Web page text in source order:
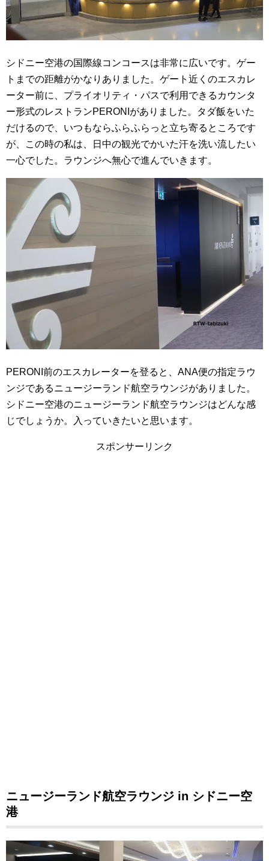
シドニー空港の国際線コンコースは非常に広いです。ゲー
トまでの距離がかなりありました。ゲート近くのエスカレ
ーター前に、プライオリティ・パスで利用できるカウンタ
ー形式のレストランPERONIがありました。タダ飯をいた
だけるので、いつもならふらふらっと立ち寄るところです
が、この時の私は、日中の観光でかいた汗を洗い流したい
一心でした。ラウンジへ無心で進んでいきます。
PERONI前のエスカレーターを登ると、ANA便の指定ラウ
ンジであるニュージーランド航空ラウンジがありました。
シドニー空港のニュージーランド航空ラウンジはどんな感
じでしょうか。入っていきたいと思います。
スポンサーリンク
ニュージーランド航空ラウンジ in シドニー空
港